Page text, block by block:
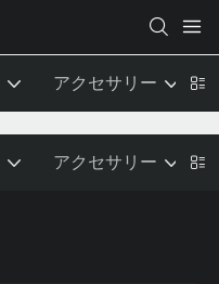
アクセサリー
アクセサリー